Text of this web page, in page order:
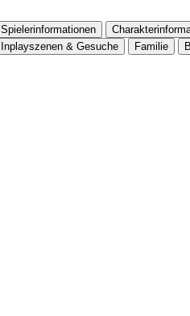
Spielerinformationen
Inplayszenen & Gesuche
Familie